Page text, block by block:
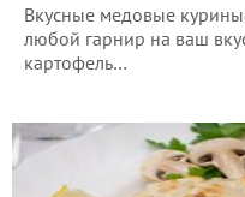
Вкусные медовые
любой гарнир на ваш
картофель…